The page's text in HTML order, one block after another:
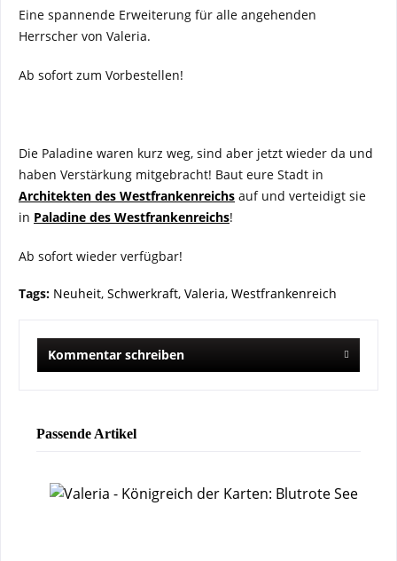
Eine spannende Erweiterung für alle angehenden
Herrscher von Valeria.
Ab sofort zum Vorbestellen!
Die Paladine waren kurz weg, sind aber jetzt wieder da und
haben Verstärkung mitgebracht! Baut eure Stadt in
Architekten des Westfrankenreichs auf und verteidigt sie
in Paladine des Westfrankenreichs!
Ab sofort wieder verfügbar!
Tags: Neuheit, Schwerkraft, Valeria, Westfrankenreich
Kommentar schreiben
Passende Artikel